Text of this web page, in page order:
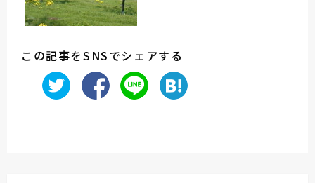
この記事をSNSでシェアする